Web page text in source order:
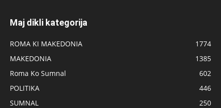
Maj dikli kategorija
ROMA KI MAKEDONIA
1774
MAKEDONIA
1385
Roma Ko Sumnal
602
POLITIKA
446
SUMNAL
250